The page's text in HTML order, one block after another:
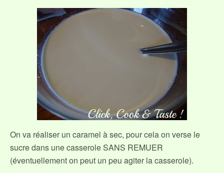
On va réaliser un caramel à sec, pour cela on verse le
sucre dans une casserole SANS REMUER
(éventuellement on peut un peu agiter la casserole).